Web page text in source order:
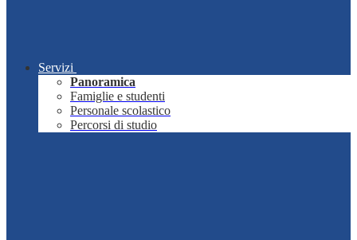
Servizi
Panoramica
Famiglie e studenti
Personale scolastico
Percorsi di studio